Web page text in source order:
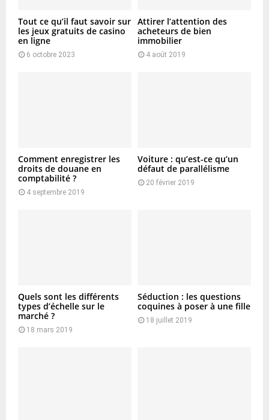
Tout ce qu’il faut savoir sur
les jeux gratuits de casino
en ligne
6 octobre 2023
Attirer l’attention des
acheteurs de bien
immobilier
4 août 2019
Comment enregistrer les
droits de douane en
comptabilité ?
4 septembre 2019
Voiture : qu’est-ce qu’un
défaut de parallélisme
20 février 2019
Quels sont les différents
types d’échelle sur le
marché ?
18 mars 2019
Séduction : les questions
coquines à poser à une fille
18 juillet 2019